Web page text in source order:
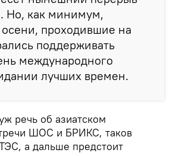
Но, как минимум,
проходившие на
поддерживать
международного
лучших времен.
речь об азиатском
ШОС и БРИКС, таков
а дальше предстоит